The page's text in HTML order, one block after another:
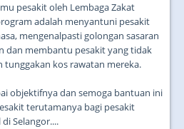
pesakit oleh Lembaga Zakat
adalah menyantuni pesakit
mengenalpasti golongan sasaran
dan membantu pesakit yang tidak
tunggakan kos rawatan mereka.
objektifnya dan semoga bantuan ini
terutamanya bagi pesakit
Selangor....